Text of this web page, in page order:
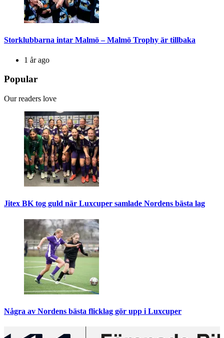
Storklubbarna intar Malmö – Malmö Trophy är tillbaka
1 år ago
Popular
Our readers love
Jitex BK tog guld när Luxcuper samlade Nordens bästa lag
Några av Nordens bästa flicklag gör upp i Luxcuper